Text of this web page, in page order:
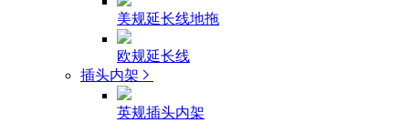
美规延长线地拖
欧规延长线
插头内架
英规插头内架